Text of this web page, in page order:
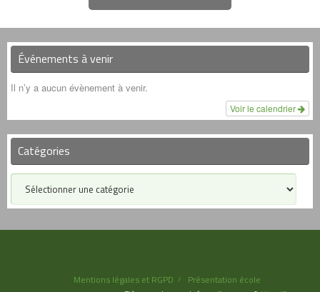
Événements à venir
Il n’y a aucun évènement à venir.
Voir le calendrier
Catégories
Mentions légales et RGPD
Présentation école